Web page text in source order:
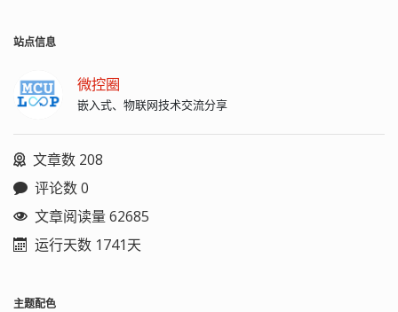
站点信息
微控圈
嵌入式、物联网技术交流分享
文章数 208
评论数 0
文章阅读量 62685
运行天数 1741天
主题配色